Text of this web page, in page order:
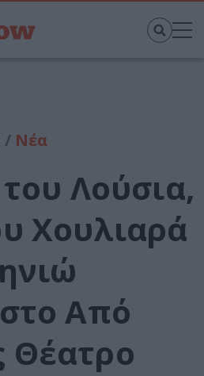
/ Νέα
Λούσια,
Χουλιαρά
Από
Θέατρο